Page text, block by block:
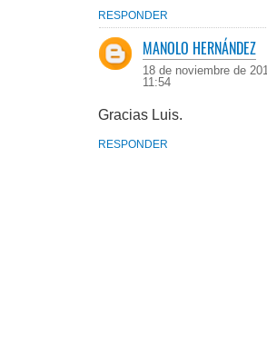
RESPONDER
MANOLO HERNÁNDEZ
18 de noviembre de
11:54
Gracias Luis.
RESPONDER